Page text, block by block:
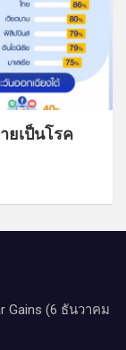
ยเป็นโรค
Gains (6 ธันวาคม